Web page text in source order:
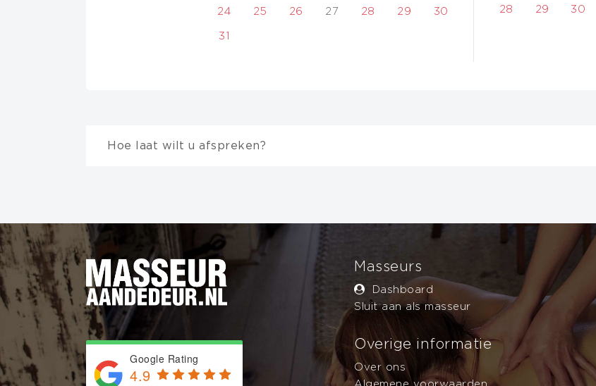
24 25 26 27 28 29 30
31
28 29 30
Hoe laat wilt u afspreken?
60 minuten 90 minuten 180 minuten
Max aantal personen : Let op: de tijd kan over meerdere personen verdeeld worden. U boekt altijd
Google Rating
4.9
Masseurs
Dashboard
Sluit aan als masseur
Overige informatie
Over ons
Algemene voorwaarden